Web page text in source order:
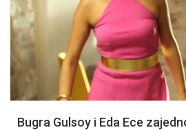
Bugra Gulsoy i Eda Ece